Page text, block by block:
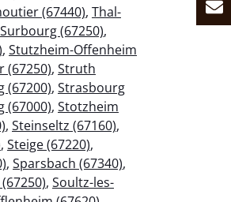
(67440), Thal-
Surbourg (67250),
, Stutzheim-Offenheim
(67250), Struth
(67200), Strasbourg
(67000), Stotzheim
, Steinseltz (67160),
, Steige (67220),
, Sparsbach (67340),
, Soultz-les-